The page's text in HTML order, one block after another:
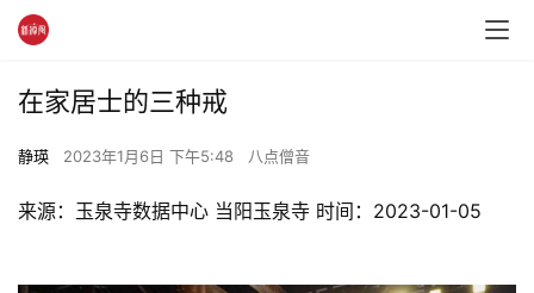
在家居士的三种戒
静瑛 2023年1月6日 下午5:48 八点僧音
来源：玉泉寺数据中心 当阳玉泉寺 时间：2023-01-05